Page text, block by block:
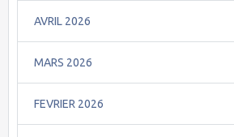
AVRIL 2026
MARS 2026
FEVRIER 2026